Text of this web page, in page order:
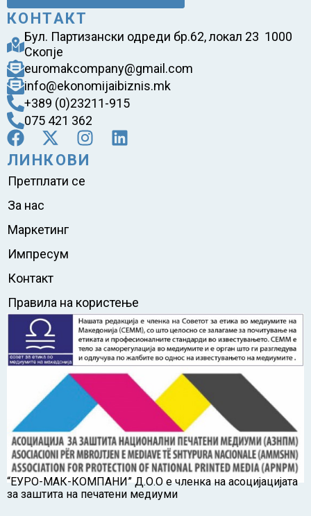
КОНТАКТ
Бул. Партизански одреди бр.62, локал 23 1000
Скопје
euromakcompany@gmail.com
info@ekonomijaibiznis.mk
+389 (0)23211-915
075 421 362
ЛИНКОВИ
Претплати се
За нас
Маркетинг
Импресум
Контакт
Правила на користење
“ЕУРО-МАК-КОМПАНИ” Д.О.О е членка на асоцијацијата
за заштита на печатени медиуми